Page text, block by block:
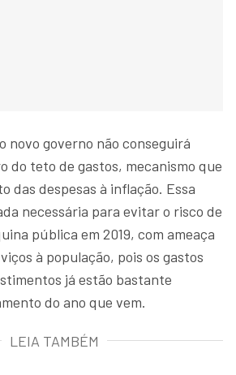
novo governo não conseguirá
do teto de gastos, mecanismo que
das despesas à inflação. Essa
necessária para evitar o risco de
pública em 2019, com ameaça
à população, pois os gastos
já estão bastante
do ano que vem.
LEIA TAMBÉM